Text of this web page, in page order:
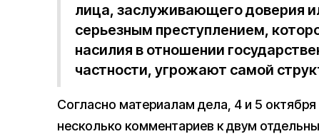
лица, заслуживающего доверия
серьезным преступлением,
насилия в отношении
частности, угрожают самой
Согласно материалам дела, 4 и 5
несколько комментариев к двум